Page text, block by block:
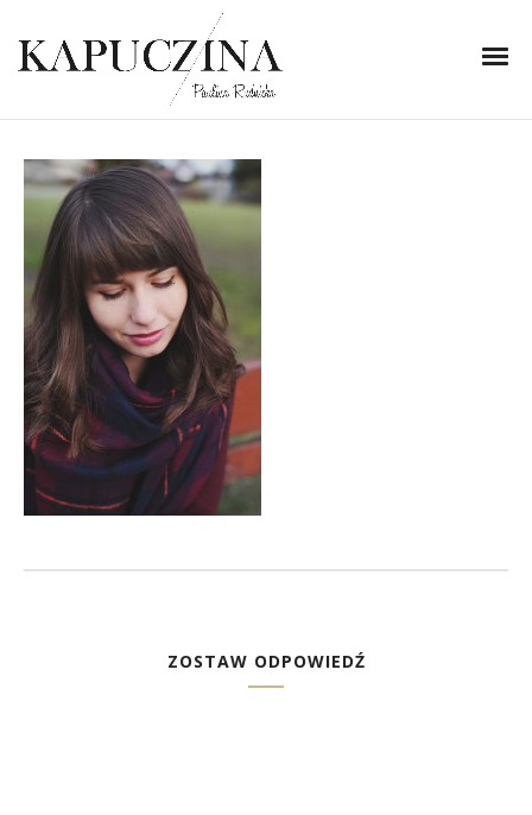
31 marca 2015
IMG_5386
Written by
ZOSTAW ODPOWIEDŹ